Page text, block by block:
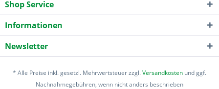
Shop Service
Informationen
Newsletter
* Alle Preise inkl. gesetzl. Mehrwertsteuer zzgl.Versandkosten und ggf.
Nachnahmegebühren, wenn nicht anders beschrieben